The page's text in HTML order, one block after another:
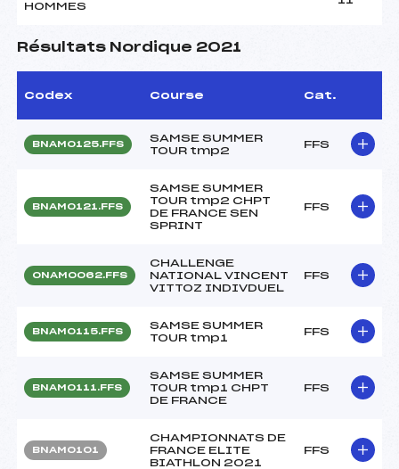
HOMMES
Résultats Nordique 2021
Codex Course Cat.
BNAM0125.FFS
SAMSE SUMMER
TOUR tmp2
FFS
BNAM0121.FFS
SAMSE SUMMER
TOUR tmp2 CHPT
DE FRANCE SEN
SPRINT
FFS
ONAM0062.FFS
CHALLENGE
NATIONAL VINCENT
VITTOZ INDIVDUEL
FFS
BNAM0115.FFS
SAMSE SUMMER
TOUR tmp1
FFS
BNAM0111.FFS
SAMSE SUMMER
TOUR tmp1 CHPT
DE FRANCE
FFS
BNAM0101
CHAMPIONNATS DE
FRANCE ELITE
BIATHLON 2021
FFS